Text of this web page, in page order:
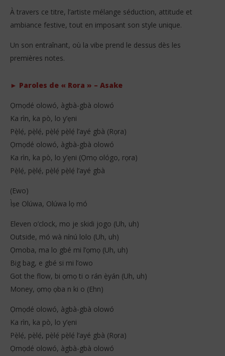
Asake – Rora (Lyrics + Traduction en Français +
1
mai
Stone
À travers ce titre, l’artiste mélange séduction, attitude et
ambiance festive, tout en imposant son style unique.
Un son entraînant, où la vibe prend le dessus dès les
premières notes.
► Paroles de « Rora » – Asake
Ọmọdé olowó, àgbà-gbà olowó
Ka rìn, ka pò, lo y’ẹni
Pẹ̀lẹ́, pẹ̀lẹ́, pẹ̀lẹ́ pẹ̀lẹ́ l’ayé gbà (Rọra)
Ọmọdé olowó, àgbà-gbà olowó
Ka rìn, ka pò, lo y’ẹni (Ọmọ ológo, rọra)
Pẹ̀lẹ́, pẹ̀lẹ́, pẹ̀lẹ́ pẹ̀lẹ́ l’ayé gbà
(Ewo)
Ìṣe Olúwa, Olúwa lọ mó
Eleven o’clock, mo je skidi jogo (Uh, uh)
Outside, mó wà nínú lolo (Uh, uh)
Ọmoba, ma lo gbé mi l’ọmọ (Uh, uh)
Big bag, e gbé si mi l’owo
Got the flow, bi ọmọ ti o rán ẹ̀yán (Uh, uh)
Money, ọmọ ọba n ki o (Ehn)
Ọmọdé olowó, àgbà-gbà olowó
Ka rìn, ka pò, lo y’ẹni
Pẹ̀lẹ́, pẹ̀lẹ́, pẹ̀lẹ́ pẹ̀lẹ́ l’ayé gbà (Rọra)
Ọmọdé olowó, àgbà-gbà olowó